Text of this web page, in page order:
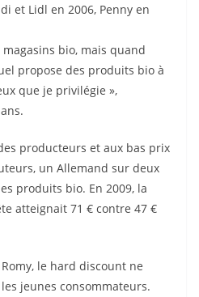
et Lidl en 2006, Penny en
bio, mais quand
propose des produits bio à
que je privilégie »,
producteurs et aux bas prix
un Allemand sur deux
produits bio. En 2009, la
atteignait 71 € contre 47 €
le hard discount ne
jeunes consommateurs.